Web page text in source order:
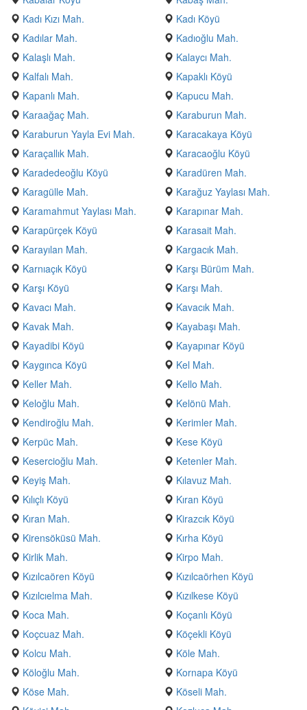
Kadı Kızı Mah.
Kadı Köyü
Kadılar Mah.
Kadıoğlu Mah.
Kalaşlı Mah.
Kalaycı Mah.
Kalfalı Mah.
Kapaklı Köyü
Kapanlı Mah.
Kapucu Mah.
Karaağaç Mah.
Karaburun Mah.
Karaburun Yayla Evi Mah.
Karacakaya Köyü
Karaçallık Mah.
Karacaoğlu Köyü
Karadedeoğlu Köyü
Karadüren Mah.
Karagülle Mah.
Karağuz Yaylası Mah.
Karamahmut Yaylası Mah.
Karapınar Mah.
Karapürçek Köyü
Karasait Mah.
Karayılan Mah.
Kargacık Mah.
Karnıaçık Köyü
Karşı Bürüm Mah.
Karşı Köyü
Karşı Mah.
Kavacı Mah.
Kavacık Mah.
Kavak Mah.
Kayabaşı Mah.
Kayadibi Köyü
Kayapınar Köyü
Kaygınca Köyü
Kel Mah.
Keller Mah.
Kello Mah.
Keloğlu Mah.
Kelönü Mah.
Kendiroğlu Mah.
Kerimler Mah.
Kerpüc Mah.
Kese Köyü
Kesercioğlu Mah.
Ketenler Mah.
Keyiş Mah.
Kılavuz Mah.
Kılıçlı Köyü
Kıran Köyü
Kıran Mah.
Kirazcık Köyü
Kirensöküsü Mah.
Kırha Köyü
Kirlik Mah.
Kirpo Mah.
Kızılcaören Köyü
Kızılcaörhen Köyü
Kızılcıelma Mah.
Kızılkese Köyü
Koca Mah.
Koçanlı Köyü
Koçcuaz Mah.
Köçekli Köyü
Kolcu Mah.
Köle Mah.
Köloğlu Mah.
Kornapa Köyü
Köse Mah.
Köseli Mah.